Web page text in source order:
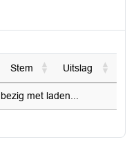
Stem Uitslag
met laden...